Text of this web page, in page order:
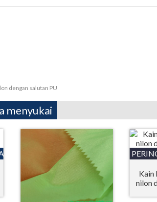
dengan salutan PU
menyukai
Kain
nilon